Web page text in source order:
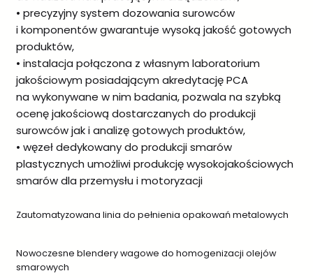
• precyzyjny system dozowania surowców
i komponentów gwarantuje wysoką jakość gotowych
produktów,
• instalacja połączona z własnym laboratorium
jakościowym posiadającym akredytację PCA
na wykonywane w nim badania, pozwala na szybką
ocenę jakościową dostarczanych do produkcji
surowców jak i analizę gotowych produktów,
• węzeł dedykowany do produkcji smarów
plastycznych umożliwi produkcję wysokojakościowych
smarów dla przemysłu i motoryzacji
Zautomatyzowana linia do pełnienia opakowań metalowych
Nowoczesne blendery wagowe do homogenizacji olejów
smarowych